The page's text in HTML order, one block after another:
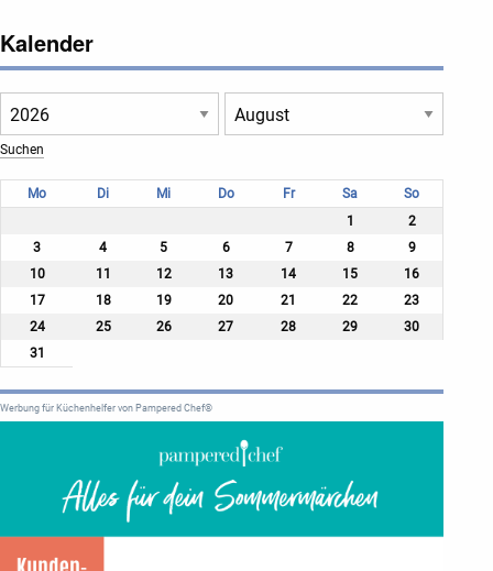
Kalender
Mo Di Mi Do Fr Sa
So
1
2
3
4 5 6 7 8
9
10
11 12 13 14 15
16
17
18 19 20 21 22
23
24
25 26 27 28 29
30
31
Werbung für Küchenhelfer von Pampered Chef®